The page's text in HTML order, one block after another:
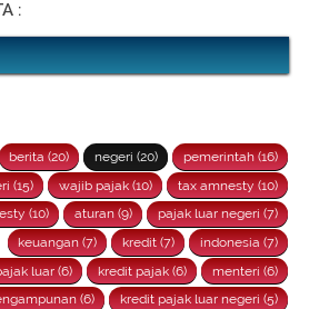
:
berita (20) negeri (20)
pemerintah (16)
(15)
wajib pajak (10)
tax amnesty (10)
(10)
aturan (9)
pajak luar negeri (7)
keuangan (7)
kredit (7)
indonesia (7)
luar (6)
kredit pajak (6)
menteri (6)
(6)
kredit pajak luar negeri (5)